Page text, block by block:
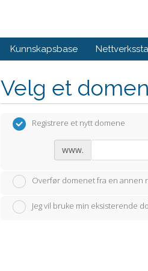
Kunnskapsbase
Velg et
Registrere et nytt domene
www.
Overfør domenet fra en annen
Jeg vil bruke min eksisterende